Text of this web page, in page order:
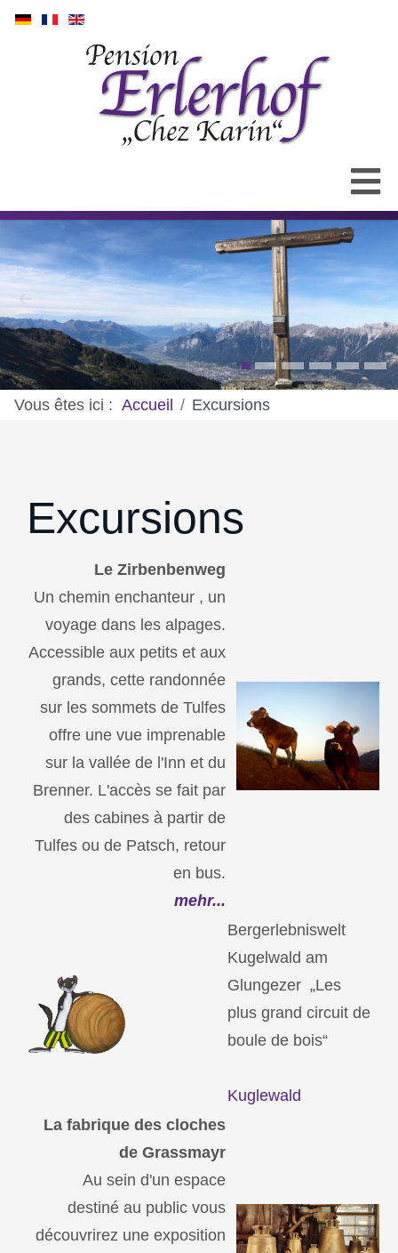
Vous êtes ici : Accueil Excursions
Excursions
Le Zirbenbenweg
Un chemin enchanteur , un
voyage dans les alpages.
Accessible aux petits et aux
grands, cette randonnée
sur les sommets de Tulfes
offre une vue imprenable
sur la vallée de l'Inn et du
Brenner. L'accès se fait par
des cabines à partir de
Tulfes ou de Patsch, retour
en bus.
mehr...
Bergerlebniswelt
Kugelwald am
Glungezer „Les
plus grand circuit de
boule de bois“
Kuglewald
La fabrique des cloches
de Grassmayr
Au sein d'un espace
destiné au public vous
découvrirez une exposition